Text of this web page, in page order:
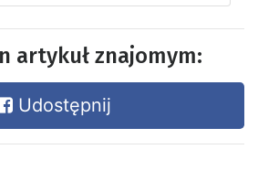
artykuł znajomym:
Udostępnij